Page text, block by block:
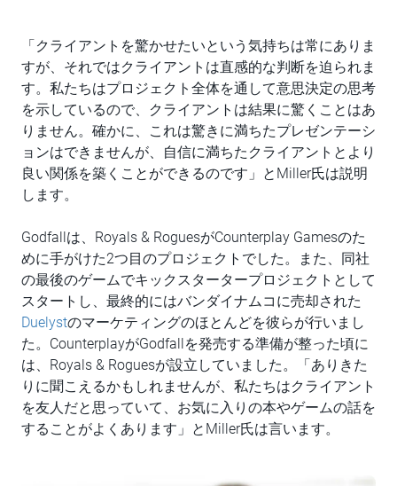
「クライアントを驚かせたいという気持ちは常にありま
すが、それではクライアントは直感的な判断を迫られま
す。私たちはプロジェクト全体を通して意思決定の思考
を示しているので、クライアントは結果に驚くことはあ
りません。確かに、これは驚きに満ちたプレゼンテーシ
ョンはできませんが、自信に満ちたクライアントとより
良い関係を築くことができるのです」とMiller氏は説明
します。
Godfallは、Royals & RoguesがCounterplay Gamesのた
めに手がけた2つ目のプロジェクトでした。また、同社
の最後のゲームでキックスタータープロジェクトとして
スタートし、最終的にはバンダイナムコに売却された
Duelystのマーケティングのほとんどを彼らが行いまし
た。CounterplayがGodfallを発売する準備が整った頃に
は、Royals & Roguesが設立していました。「ありきた
りに聞こえるかもしれませんが、私たちはクライアント
を友人だと思っていて、お気に入りの本やゲームの話を
することがよくあります」とMiller氏は言います。